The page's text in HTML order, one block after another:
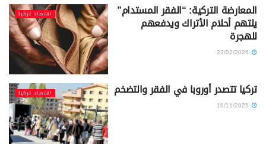
اقتصاد تركيا المعارضة التركية: “الفقر المستدام”
يلتهم أحلام الأتراك ويدفعهم
للهجرة
اقتصاد تركيا تركيا تتصدر أوروبا في الفقر والتضخم